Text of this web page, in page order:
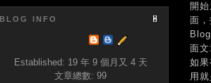
開
面
面
如
用
BLOG INFO
Established: 19 年 9 個月又 4 天
文章總數: 99